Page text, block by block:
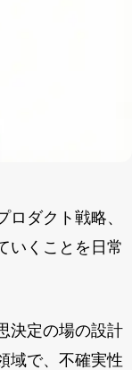
ダクト戦略、
いくことを日常
決定の場の設計
域で、不確実性